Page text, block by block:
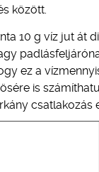
között.
10 g víz jut át
ez a
is
csatlakozás